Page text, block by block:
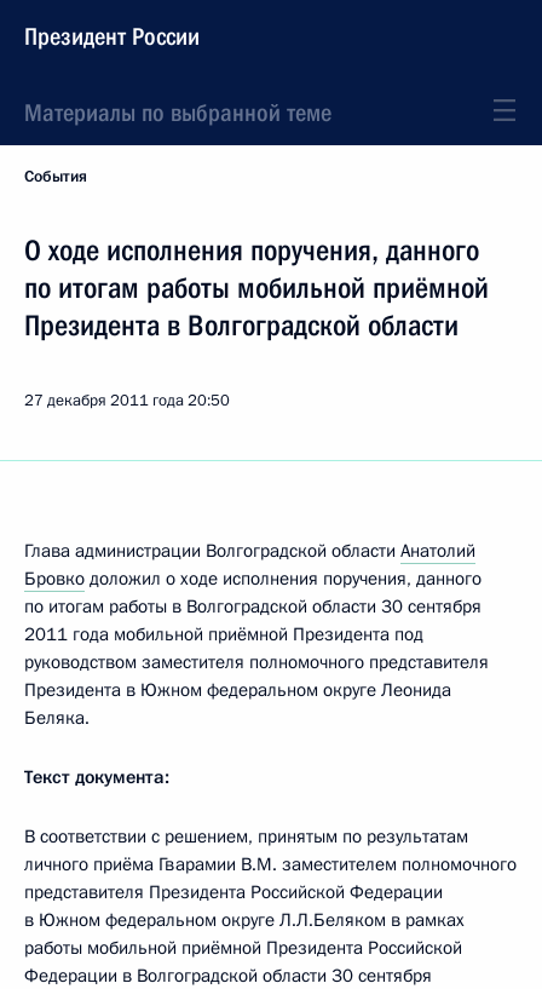
Президент России
Материалы по выбранной теме
События
О ходе исполнения поручения, данного
по итогам работы мобильной приёмной
Президента в Волгоградской области
27 декабря 2011 года20:50
Глава администрации Волгоградской области Анатолий
Бровко доложил о ходе исполнения поручения, данного
по итогам работы в Волгоградской области 30 сентября
2011 года мобильной приёмной Президента под
руководством заместителя полномочного представителя
Президента в Южном федеральном округе Леонида
Беляка.
Текст документа:
В соответствии с решением, принятым по результатам
личного приёма Гварамии В.М. заместителем полномочного
представителя Президента Российской Федерации
в Южном федеральном округе Л.Л.Беляком в рамках
работы мобильной приёмной Президента Российской
Федерации в Волгоградской области 30 сентября